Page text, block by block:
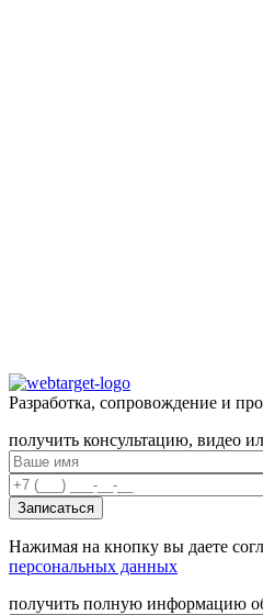
Разработка, сопровождение и
получить консультацию, видео
Нажимая на кнопку вы даете
персональных данных
получить полную информацию